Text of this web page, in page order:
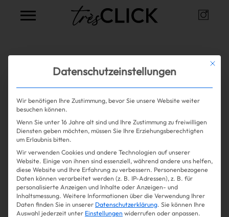
Shopping
Gossip
Experience
Alle Artikel zum ThemaColour
of the Year
Mehr lesen
Mit
Datenschutzeinstellungen
Wir benötigen Ihre Zustimmung, bevor Sie unsere Website weiter
besuchen können.
Wenn Sie unter 16 Jahre alt sind und Ihre Zustimmung zu freiwilligen
Diensten geben möchten, müssen Sie Ihre Erziehungsberechtigten
um Erlaubnis bitten.
Wir verwenden Cookies und andere Technologien auf unserer
Website. Einige von ihnen sind essenziell, während andere uns helfen,
diese Website und Ihre Erfahrung zu verbessern. Personenbezogene
Daten können verarbeitet werden (z. B. IP-Adressen), z. B. für
personalisierte Anzeigen und Inhalte oder Anzeigen- und
Inhaltsmessung. Weitere Informationen über die Verwendung Ihrer
Daten finden Sie in unserer Datenschutzerklärung. Sie können Ihre
Auswahl jederzeit unter Einstellungen widerrufen oder anpassen.